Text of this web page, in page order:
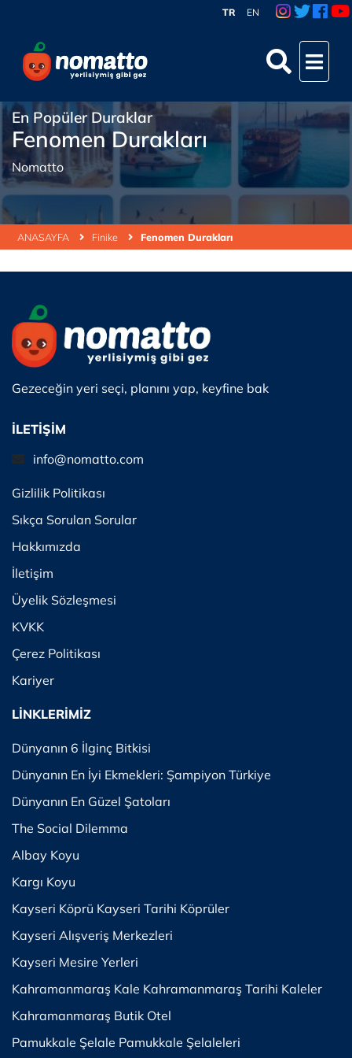
TR EN
ANASAYFA Finike Fenomen Durakları
En Popüler Duraklar
Fenomen Durakları
Nomatto
Gezeceğin yeri seçi, planını yap, keyfine bak
İLETİŞİM
info@nomatto.com
Gizlilik Politikası
Sıkça Sorulan Sorular
Hakkımızda
İletişim
Üyelik Sözleşmesi
KVKK
Çerez Politikası
Kariyer
LİNKLERİMİZ
Dünyanın 6 İlginç Bitkisi
Dünyanın En İyi Ekmekleri: Şampiyon Türkiye
Dünyanın En Güzel Şatoları
The Social Dilemma
Albay Koyu
Kargı Koyu
Kayseri Köprü Kayseri Tarihi Köprüler
Kayseri Alışveriş Merkezleri
Kayseri Mesire Yerleri
Kahramanmaraş Kale Kahramanmaraş Tarihi Kaleler
Kahramanmaraş Butik Otel
Pamukkale Şelale Pamukkale Şelaleleri